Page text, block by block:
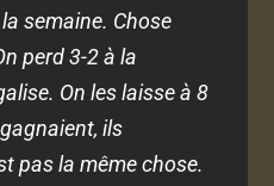
semaine. Chose
perd 3-2 à la
On les laisse à 8
ils
pas la même chose.